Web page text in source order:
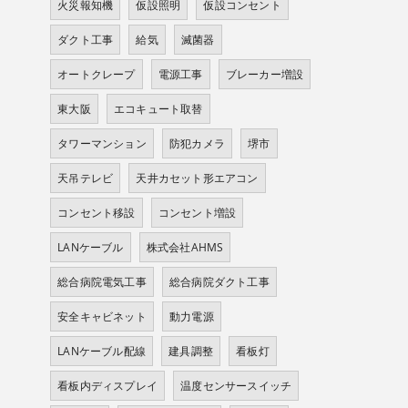
火災報知機 仮設照明 仮設コンセント
ダクト工事 給気 滅菌器
オートクレープ 電源工事 ブレーカー増設
東大阪 エコキュート取替
タワーマンション 防犯カメラ 堺市
天吊テレビ 天井カセット形エアコン
コンセント移設 コンセント増設
LANケーブル 株式会社AHMS
総合病院電気工事 総合病院ダクト工事
安全キャビネット 動力電源
LANケーブル配線 建具調整 看板灯
看板内ディスプレイ 温度センサースイッチ